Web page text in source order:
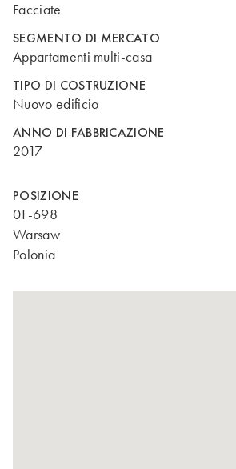
Facciate
SEGMENTO DI MERCATO
Appartamenti multi-casa
TIPO DI COSTRUZIONE
Nuovo edificio
ANNO DI FABBRICAZIONE
2017
POSIZIONE
01-698
Warsaw
Polonia